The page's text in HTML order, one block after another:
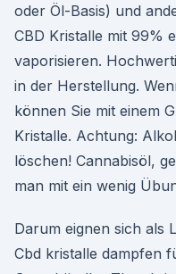
oder Öl-Basis) und
CBD Kristalle mit 99%
vaporisieren.
in der Herstellung.
können Sie mit einem
Kristalle. Achtung:
löschen! Cannabisöl,
man mit ein wenig
Darum eignen sich als
Cbd kristalle dampfen